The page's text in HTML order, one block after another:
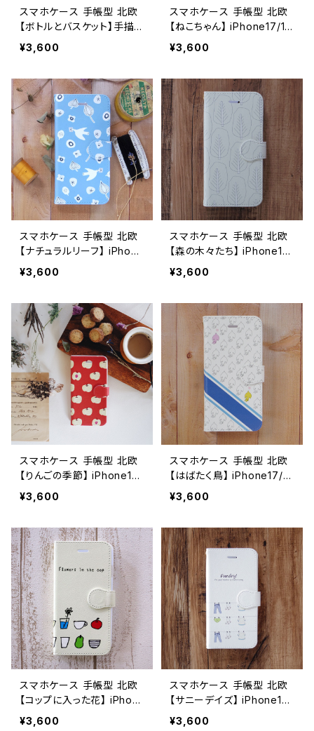
スマホケース 手帳型 北欧
【ボトルとバスケット】手描き
風 iPhone17/16/15/SE3/A
ndroid カード収納 スタン
い notetype
¥3,600
スマホケース 手帳型 北欧
【ねこちゃん】 iPhone17/1
6/15/SE3/Android カード
収納 スタンド機能 大人可
¥3,600
スマホケース 手帳型 北欧
【ナチュラルリーフ】 iPhone
17/16/15/SE3/Android カ
ード収納 スタンド機能 シン
pe
¥3,600
スマホケース 手帳型 北欧
【森の木々たち】 iPhone17/
16/15/SE3/Android カード
収納 スタンド機能 シンプル
¥3,600
スマホケース 手帳型 北欧
【りんごの季節】 iPhone17/
16/15/SE3/Android カード
収納 スタンド機能 大人可
¥3,600
スマホケース 手帳型 北欧
【はばたく鳥】 iPhone17/1
6/15/SE3/Android カード
収納 スタンド機能 シンプル
¥3,600
スマホケース 手帳型 北欧
【コップに入った花】 iPhon
e17/16/15/SE3/Android
¥3,600
スマホケース 手帳型 北欧
【サニーデイズ】 iPhone17/
16/15/SE3/Android カード
¥3,600